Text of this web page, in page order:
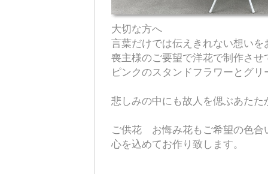
大切な方へ
言葉だけでは伝えきれない想いを
喪主様のご要望で洋花で制作させ
ピンクのスタンドフラワーとグ
悲しみの中にも故人を偲ぶあた
ご供花 お悔み花もご希望の色合
心を込めてお作り致します。